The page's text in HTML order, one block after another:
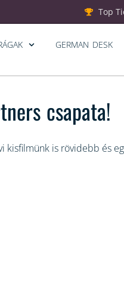
Top
GERMAN DESK
csapata!
is rövidebb és